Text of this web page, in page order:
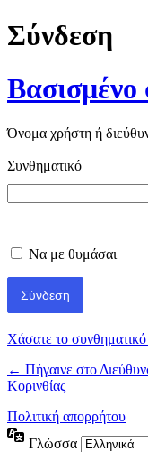
Σύνδεση
Όνομα χρήστη ή
Συνθηματικό
Να με θυμάσαι
Χάσατε το
← Πήγαινε στο
Κορινθίας
Πολιτική απορρήτου
Γλώσσα